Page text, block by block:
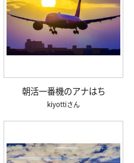
朝活一番機のアナはち
kiyotti